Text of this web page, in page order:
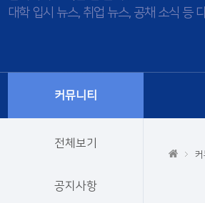
대학 입시 뉴스, 취업 뉴스, 공채 소식 등
커뮤니티
전체보기
공지사항
커